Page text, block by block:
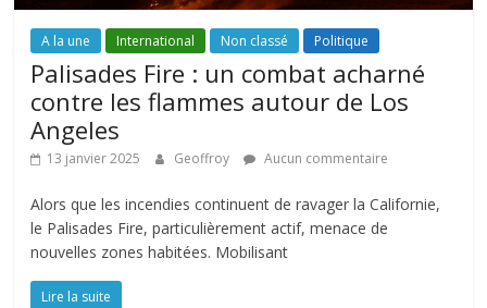
A la une International Non classé Politique
Palisades Fire : un combat acharné
contre les flammes autour de Los
Angeles
13 janvier 2025 Geoffroy Aucun commentaire
Alors que les incendies continuent de ravager la Californie,
le Palisades Fire, particulièrement actif, menace de
nouvelles zones habitées. Mobilisant
Lire la suite